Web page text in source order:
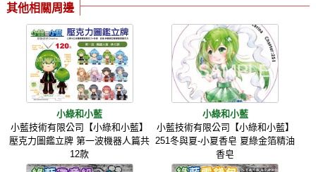
其他相關周邊
小綠和小藍
小藍技術有限公司【小綠和小藍】
壓克力圖鑑立牌 第一波機器人篇共
12款
小綠和小藍
小藍技術有限公司【小綠和小藍】
251冬與夏-小夏香皂 夏綠金箔精油
香皂